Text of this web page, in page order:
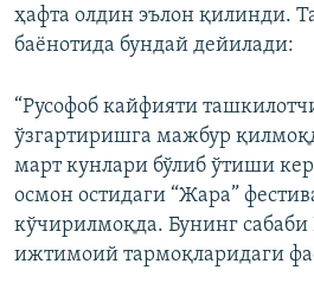
ҳафта олдин эълон қилинди.
баёнотида бундай дейилади:
“Русофоб кайфияти
ўзгартиришга мажбур
март кунлари бўлиб ўтиши
осмон остидаги “Жара”
кўчирилмоқда. Бунинг сабаби
ижтимоий тармоқларидаги